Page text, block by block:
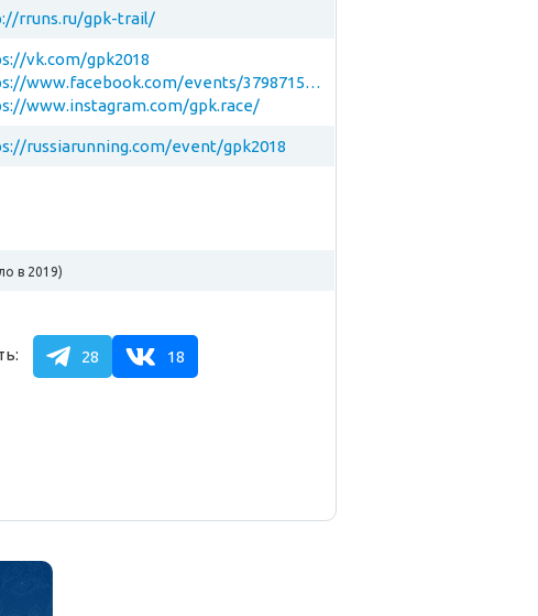
rruns.ru/gpk-trail/
vk.com/gpk2018
https://www.facebook.com/events/379871559116872/
www.instagram.com/gpk.race/
russiarunning.com/event/gpk2018
в 2019)
28 18